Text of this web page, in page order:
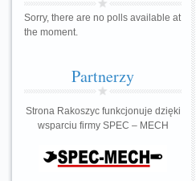
Sorry, there are no polls available at
the moment.
Partnerzy
Strona Rakoszyc funkcjonuje dzięki
wsparciu firmy SPEC – MECH